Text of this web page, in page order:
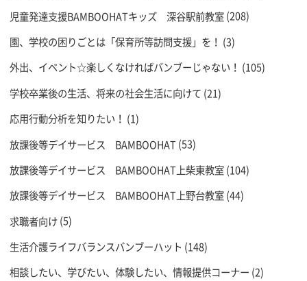
児童発達支援BAMBOOHATキッズ 深谷駅前教室(208)
園、学校の困りごとは「保育所等訪問支援」を！ (3)
外出、イベント☆楽しくなければバンブーじゃない！ (105)
学校卒業後の生活、将来の社会生活に向けて (21)
応用行動分析を知りたい！ (1)
放課後等デイサービス BAMBOOHAT(53)
放課後等デイサービス BAMBOOHAT上柴東教室(104)
放課後等デイサービス BAMBOOHAT上野台教室(44)
求職者向け(5)
生活介護ライフバランスバンブーハット (148)
相談したい、学びたい、体験したい、情報提供コーナー (2)